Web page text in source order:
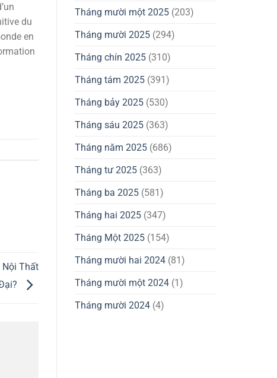
du
en
Nội Thất
Tháng mười một 2025 (203)
Tháng mười 2025 (294)
Tháng chín 2025 (310)
Tháng tám 2025 (391)
Tháng bảy 2025 (530)
Tháng sáu 2025 (363)
Tháng năm 2025 (686)
Tháng tư 2025 (363)
Tháng ba 2025 (581)
Tháng hai 2025 (347)
Tháng Một 2025 (154)
Tháng mười hai 2024 (81)
Tháng mười một 2024 (1)
Tháng mười 2024 (4)